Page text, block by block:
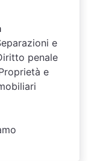
e
penale
e